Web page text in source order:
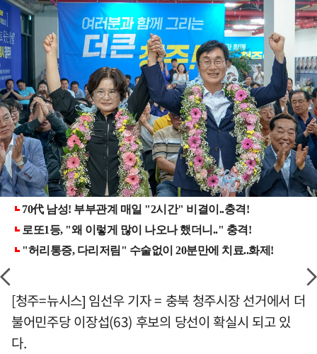
[청주=뉴시스] 임선우 기자 = 충북 청주시장 선거에서 더
불어민주당 이장섭(63) 후보의 당선이 확실시 되고 있
다.